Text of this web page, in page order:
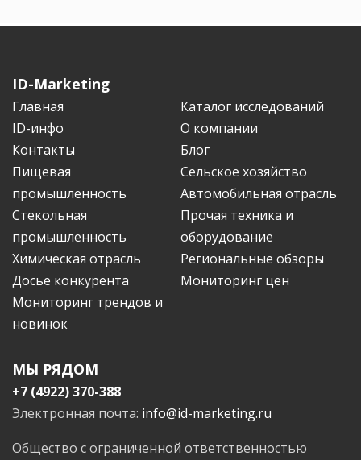
ID-Marketing
Главная
Каталог исследований
ID-инфо
О компании
Контакты
Блог
Пищевая
промышленность
Сельское хозяйство
Автомобильная отрасль
Стекольная
промышленность
Прочая техника и
оборудование
Химическая отрасль
Региональные обзоры
Досье конкурента
Мониторинг цен
Мониторинг трендов и
новинок
МЫ РЯДОМ
+7 (4922) 370-388
Электронная почта: info@id-marketing.ru
Общество с ограниченной ответственностью